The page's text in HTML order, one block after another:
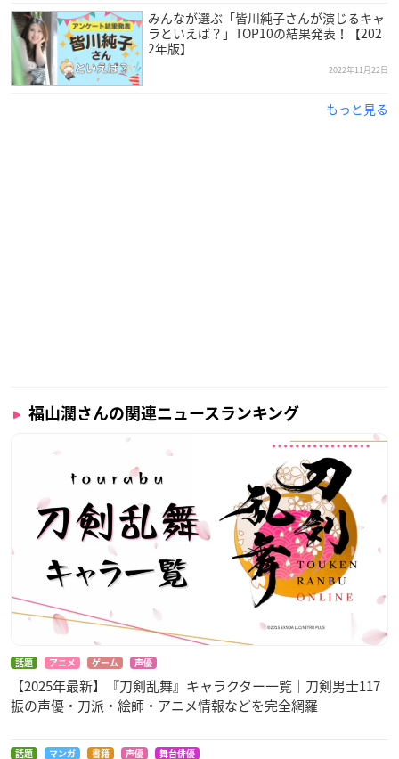
福山潤さんは大阪府出身で現在BLACK SHIPの代表取締役を務
めており、今年で44歳を迎えます。
当時好きだった女の子が声優を目指しており、一緒にオーディ
ションを受けた結果合格したことで、声優への道を歩むことに
みんなが選ぶ「皆川純子さんが演じるキャ
ラといえば？」TOP10の結果発表！【202
2年版】
2022年11月22日
もっと見る
福山潤さんの関連ニュースランキング
話題 アニメ ゲーム 声優
【2025年最新】『刀剣乱舞』キャラクター一覧｜刀剣男士117
振の声優・刀派・絵師・アニメ情報などを完全網羅
話題 マンガ 書籍 声優 舞台俳優